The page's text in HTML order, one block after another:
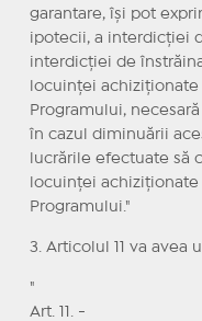
garantare, își pot
ipotecii, a interdicției
interdicției de
locuinței achiziționate
Programului,
în cazul diminuării
lucrările efectuate să
locuinței achiziționate
Programului."
3. Articolul 11 va avea
"
Art. 11. -